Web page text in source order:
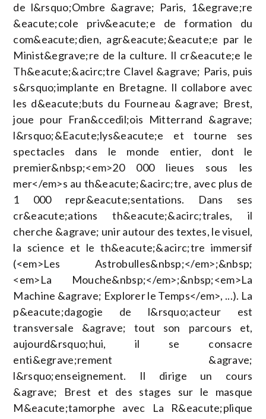
de l&rsquo;Ombre &agrave; Paris, 1&egrave;re
&eacute;cole priv&eacute;e de formation du
com&eacute;dien, agr&eacute;&eacute;e par le
Minist&egrave;re de la culture. Il cr&eacute;e le
Th&eacute;&acirc;tre Clavel &agrave; Paris, puis
s&rsquo;implante en Bretagne. Il collabore avec
les d&eacute;buts du Fourneau &agrave; Brest,
joue pour Fran&ccedil;ois Mitterrand &agrave;
l&rsquo;&Eacute;lys&eacute;e et tourne ses
spectacles dans le monde entier, dont le
premier&nbsp;<em>20 000 lieues sous les
mer</em>s au th&eacute;&acirc;tre, avec plus de
1 000 repr&eacute;sentations. Dans ses
cr&eacute;ations th&eacute;&acirc;trales, il
cherche &agrave; unir autour des textes, le visuel,
la science et le th&eacute;&acirc;tre immersif
(<em>Les Astrobulles&nbsp;</em>;&nbsp;
<em>La Mouche&nbsp;</em>;&nbsp;<em>La
Machine &agrave; Explorer le Temps</em>, ...). La
p&eacute;dagogie de l&rsquo;acteur est
transversale &agrave; tout son parcours et,
aujourd&rsquo;hui, il se consacre
enti&egrave;rement &agrave;
l&rsquo;enseignement. Il dirige un cours
&agrave; Brest et des stages sur le masque
M&eacute;tamorphe avec La R&eacute;plique